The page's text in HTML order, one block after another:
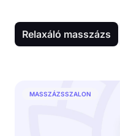
Relaxáló masszázs
MASSZÁZSSZALON